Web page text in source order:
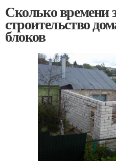
Сколько времени
строительство
блоков